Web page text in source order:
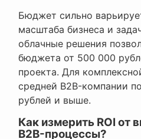
Бюджет сильно
масштаба бизнеса и
облачные решения
бюджета от 500 000
проекта. Для
средней B2B-компании
рублей и выше.
Как измерить ROI от
B2B-процессы?